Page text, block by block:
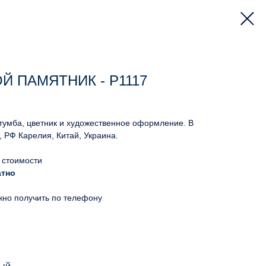
ПАМЯТНИК - Р1117
цветник и художественное оформление. В
Карелия, Китай, Украина.
получить по телефону